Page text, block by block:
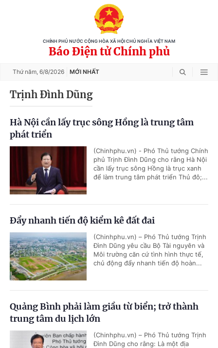
CHÍNH PHỦ NƯỚC CỘNG HÒA XÃ HỘI CHỦ NGHĨA VIỆT NAM
Báo Điện tử Chính phủ
Thứ năm, 6/8/2026 MỚI NHẤT
Trịnh Đình Dũng
Hà Nội cần lấy trục sông Hồng là trung tâm
phát triển
(Chinhphu.vn) - Phó Thủ tướng Chính
phủ Trịnh Đình Dũng cho rằng Hà Nội
cần lấy trục sông Hồng là trục xanh
để làm trung tâm phát triển Thủ đô;...
Đẩy nhanh tiến độ kiểm kê đất đai
(Chinhphu.vn) – Phó Thủ tướng Trịnh
Đình Dũng yêu cầu Bộ Tài nguyên và
Môi trường căn cứ tình hình thực tế,
chủ động đẩy nhanh tiến độ hoàn...
Quảng Bình phải làm giầu từ biển; trở thành
trung tâm du lịch lớn
(Chinhphu.vn) – Phó Thủ tướng Trịnh
Đình Dũng cho rằng: Là một địa